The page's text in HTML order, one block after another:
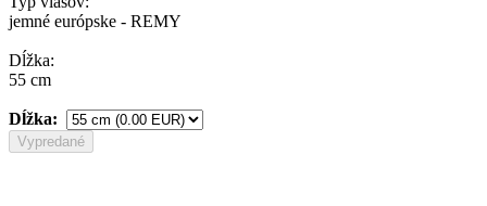
jemné európske - REMY
Dĺžka:
55 cm
Dĺžka:
Vypredané